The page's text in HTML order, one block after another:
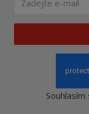
Souhlasím